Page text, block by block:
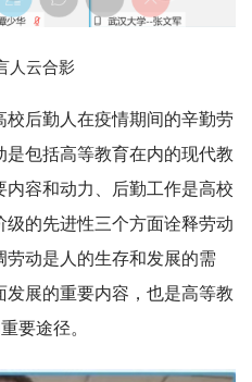
人云合影
校后勤人在疫情期间的辛勤劳
包括高等教育在内的现代教
容和动力、后勤工作是高校
的先进性三个方面诠释劳动
动是人的生存和发展的需
展的重要内容，也是高等教
要途径。